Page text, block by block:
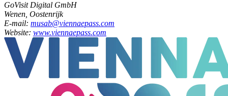
GoVisit Digital GmbH
Wenen, Oostenrijk
E-mail: musab@viennaepass.com
Website: www.viennaepass.com